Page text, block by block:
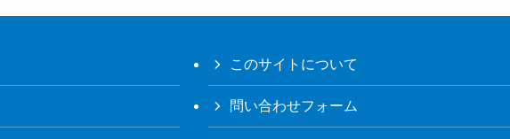
このサイトについて
問い合わせフォーム